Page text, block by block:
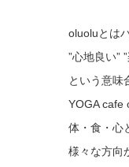
oluoluとは
”心地良い”
という意味
YOGA cafe
体・食・心
様々な方向